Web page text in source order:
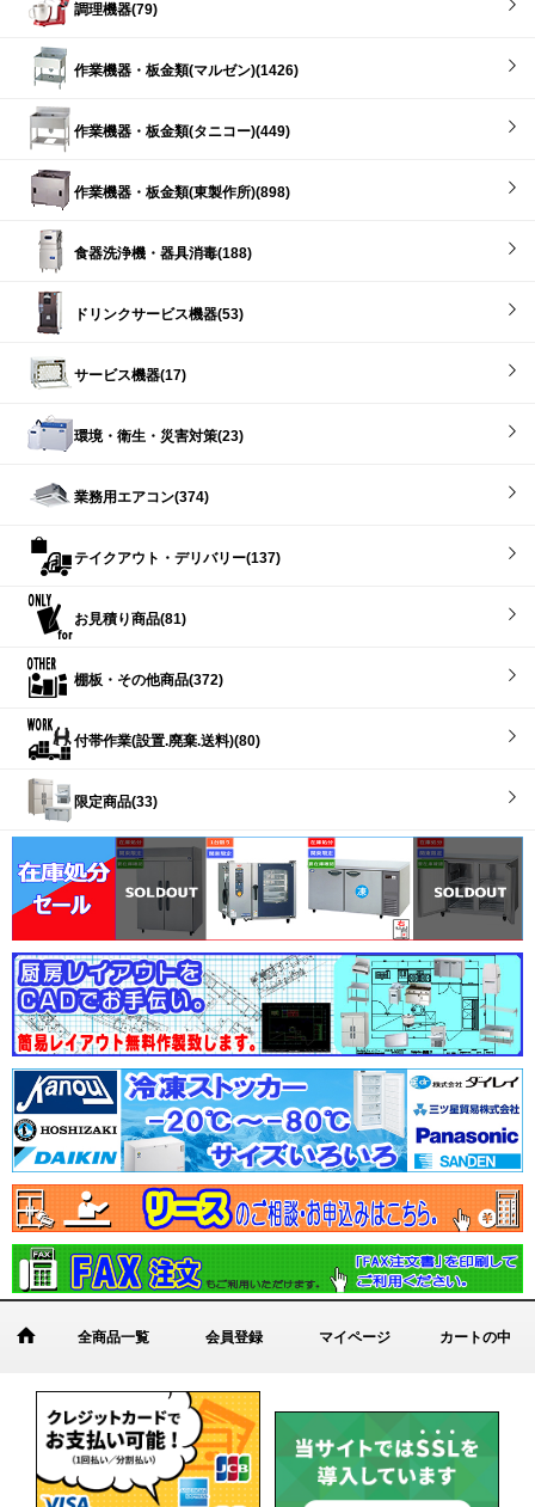
調理機器(79)
作業機器・板金類(マルゼン)(1426)
作業機器・板金類(タニコー)(449)
作業機器・板金類(東製作所)(898)
食器洗浄機・器具消毒(188)
ドリンクサービス機器(53)
サービス機器(17)
環境・衛生・災害対策(23)
業務用エアコン(374)
テイクアウト・デリバリー(137)
お見積り商品(81)
棚板・その他商品(372)
付帯作業(設置.廃棄.送料)(80)
限定商品(33)
全商品一覧 会員登録 マイページ カートの中